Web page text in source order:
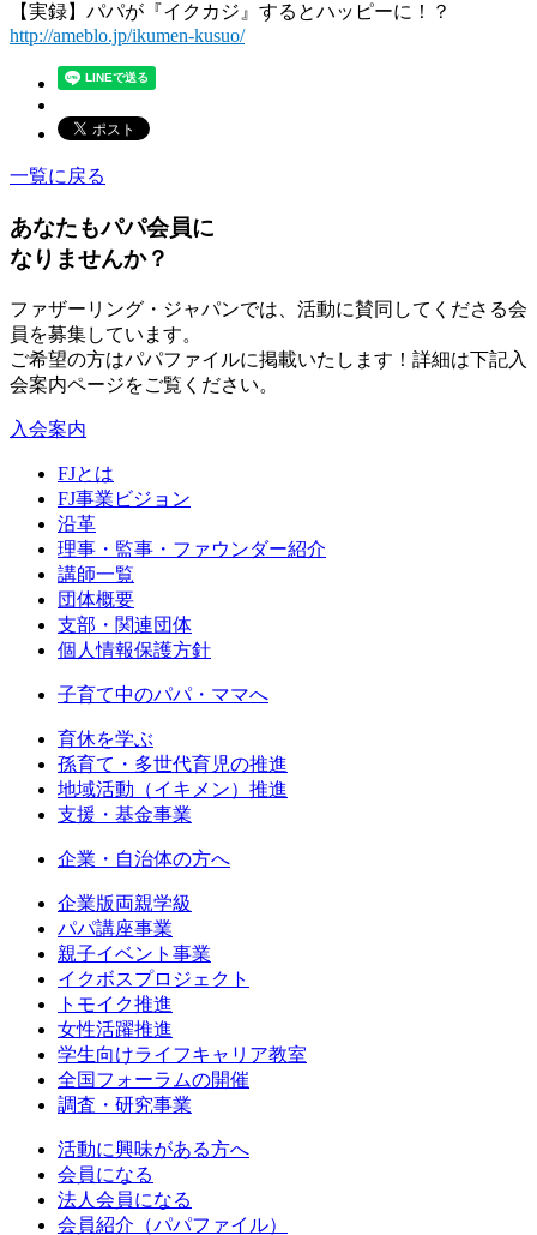
【実録】パパが『イクカジ』するとハッピーに！？
http://ameblo.jp/ikumen-kusuo/
一覧に戻る
あなたもパパ会員に
なりませんか？
ファザーリング・ジャパンでは、活動に賛同してくださる会
員を募集しています。
ご希望の方はパパファイルに掲載いたします！詳細は下記入
会案内ページをご覧ください。
入会案内
FJとは
FJ事業ビジョン
沿革
理事・監事・ファウンダー紹介
講師一覧
団体概要
支部・関連団体
個人情報保護方針
子育て中のパパ・ママへ
育休を学ぶ
孫育て・多世代育児の推進
地域活動（イキメン）推進
支援・基金事業
企業・自治体の方へ
企業版両親学級
パパ講座事業
親子イベント事業
イクボスプロジェクト
トモイク推進
女性活躍推進
学生向けライフキャリア教室
全国フォーラムの開催
調査・研究事業
活動に興味がある方へ
会員になる
法人会員になる
会員紹介（パパファイル）